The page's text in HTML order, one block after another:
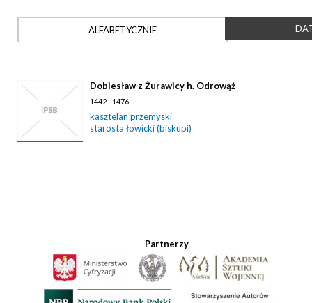
ALFABETYCZNIE
Dobiesław z Żurawicy h. Odrowąż
1442 - 1476
kasztelan przemyski
starosta łowicki (biskupi)
Partnerzy